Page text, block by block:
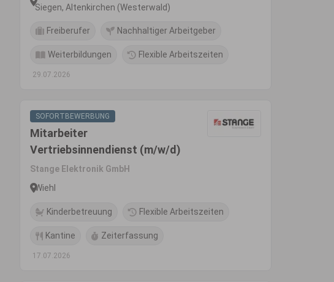
Siegen, Altenkirchen (Westerwald)
Freiberufer Nachhaltiger Arbeitgeber
Weiterbildungen Flexible Arbeitszeiten
29.07.2026
SOFORTBEWERBUNG
Mitarbeiter
Vertriebsinnendienst (m/w/d)
Stange Elektronik GmbH
Wiehl
Kinderbetreuung Flexible Arbeitszeiten
Kantine Zeiterfassung
17.07.2026